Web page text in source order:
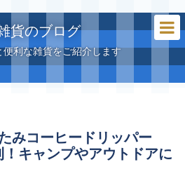
貨のブログ
便利な雑貨をご紹介します
みコーヒードリッパー
キャンプやアウトドアに